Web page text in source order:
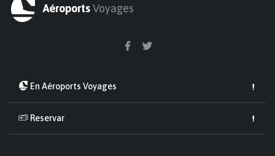
AéroportsVoyages
En Aéroports Voyages
Reservar